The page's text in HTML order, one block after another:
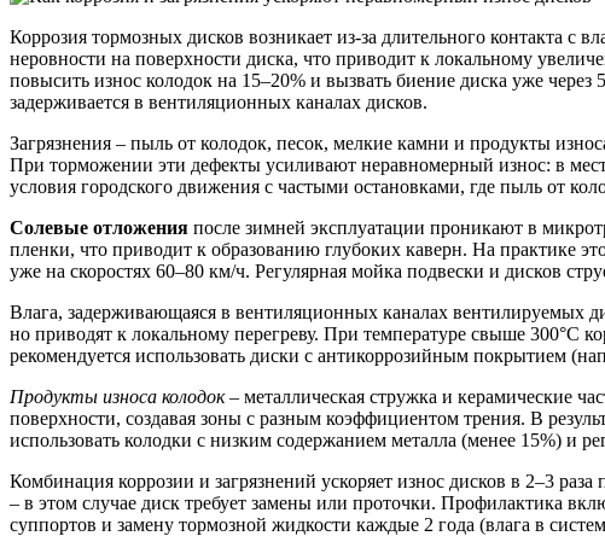
Коррозия тормозных дисков возникает из-за длительного контакта
неровности на поверхности диска, что приводит к локальному
повысить износ колодок на 15–20% и вызвать биение диска уже
задерживается в вентиляционных каналах дисков.
Загрязнения – пыль от колодок, песок, мелкие камни и продукты
При торможении эти дефекты усиливают неравномерный износ: в
условия городского движения с частыми остановками, где пыль от
Солевые отложения после зимней эксплуатации проникают в
пленки, что приводит к образованию глубоких каверн. На практике
уже на скоростях 60–80 км/ч. Регулярная мойка подвески и дисков
Влага, задерживающаяся в вентиляционных каналах вентилируемых
но приводят к локальному перегреву. При температуре свыше 300°C
рекомендуется использовать диски с антикоррозийным покрытием
Продукты износа колодок– металлическая стружка и керамические
поверхности, создавая зоны с разным коэффициентом трения. В
использовать колодки с низким содержанием металла (менее 15%) и
Комбинация коррозии и загрязнений ускоряет износ дисков в 2–3
– в этом случае диск требует замены или проточки. Профилактика
суппортов и замену тормозной жидкости каждые 2 года (влага в